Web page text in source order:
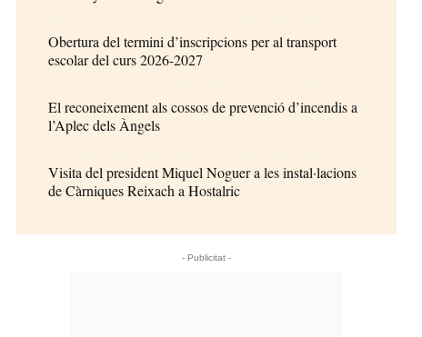
Obertura del termini d’inscripcions per al transport
escolar del curs 2026-2027
El reconeixement als cossos de prevenció d’incendis a
l’Aplec dels Àngels
Visita del president Miquel Noguer a les instal·lacions
de Càrniques Reixach a Hostalric
- Publicitat -